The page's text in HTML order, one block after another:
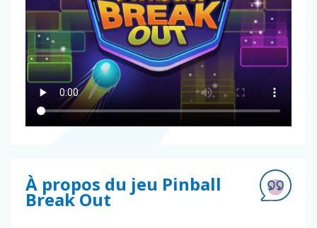
À propos du jeu Pinball
Break Out